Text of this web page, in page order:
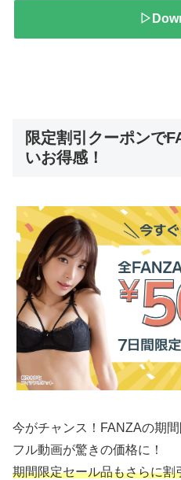
限定割引クーポンで
いお得感！
今がチャンス！FANZAの期
フル動画が驚きの価格に！
期間限定セール品もさらに